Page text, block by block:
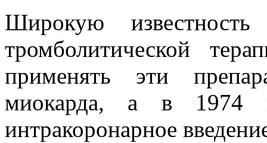
Широкую
тромболитической
применять эти
миокарда, а в 1974
интракоронарное